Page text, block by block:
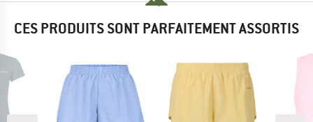
CES PRODUITS SONT PARFAITEMENT ASSORTIS